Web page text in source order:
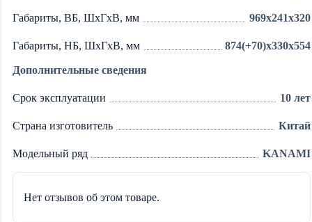
Габариты, ВБ, ШхГхВ, мм 969x241x320
Габариты, НБ, ШхГхВ, мм 874(+70)x330x554
Дополнительные сведения
Срок эксплуатации 10 лет
Страна изготовитель Китай
Модельный ряд KANAMI
Нет отзывов об этом товаре.